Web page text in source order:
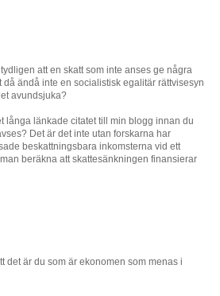
att en skatt som inte anses ge några
ändå inte en socialistisk egalitär rättvisesyn
avundsjuka?
långa länkade citatet till min blogg innan du
Det är det inte utan forskarna har
beskattningsbara inkomsterna vid ett
beräkna att skattesänkningen finansierar
det är du som är ekonomen som menas i